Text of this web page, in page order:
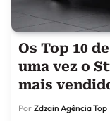
Os Top 10
uma vez o
mais
Por Zdzain Agência Top